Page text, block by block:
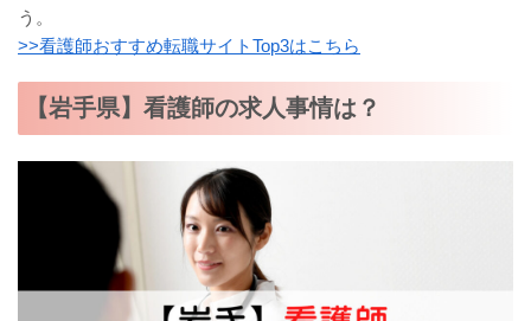
う。
>>看護師おすすめ転職サイトTop3はこちら
【岩手県】看護師の求人事情は？